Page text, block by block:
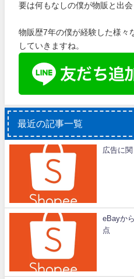
要は何もなしの僕が物販と出会
物販歴7年の僕が経験した様々
していきますね。
最近の記事一覧
広告に関
eBayか
点